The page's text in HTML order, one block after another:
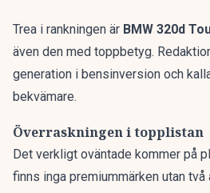
Trea i rankningen är BMW 320d
även den med toppbetyg.
generation i bensinversion och
bekvämare.
Överraskningen i topplistan
Det verkligt oväntade kommer på
finns inga premiummärken utan